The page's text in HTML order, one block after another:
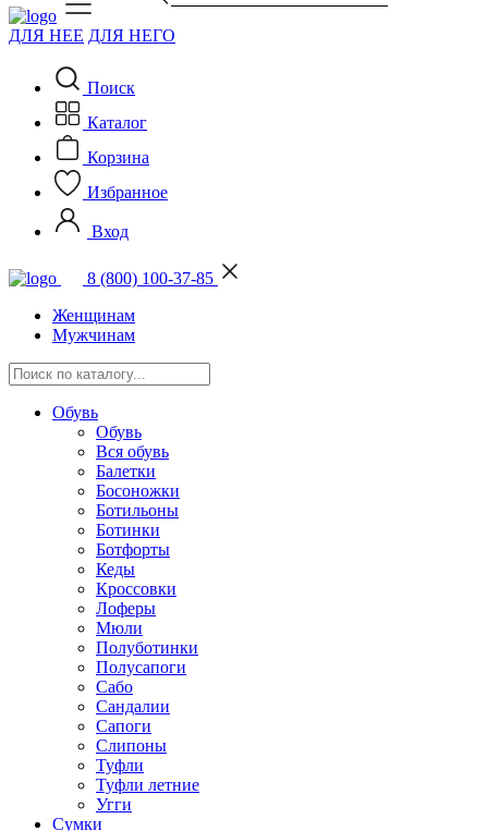
ДЛЯ НЕЕ ДЛЯ НЕГО
Поиск
Каталог
Корзина
Избранное
Вход
8 (800) 100-37-85
Женщинам
Мужчинам
Обувь
Обувь
Вся обувь
Балетки
Босоножки
Ботильоны
Ботинки
Ботфорты
Кеды
Кроссовки
Лоферы
Мюли
Полуботинки
Полусапоги
Сабо
Сандалии
Сапоги
Слипоны
Туфли
Туфли летние
Угги
Сумки